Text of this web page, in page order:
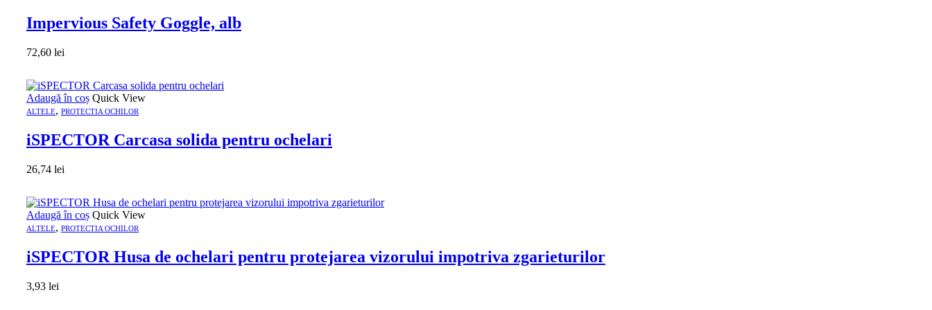
Impervious Safety Goggle, alb
72,60 lei
Adaugă în coș Quick View
ALTELE, PROTECTIA OCHILOR
iSPECTOR Carcasa solida pentru ochelari
26,74 lei
Adaugă în coș Quick View
ALTELE, PROTECTIA OCHILOR
iSPECTOR Husa de ochelari pentru protejarea vizorului impotriva zgarieturilor
3,93 lei